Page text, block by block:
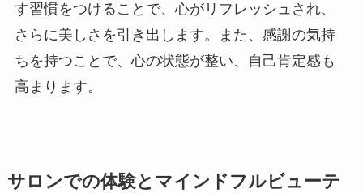
す習慣をつけることで、心がリフレッシュされ、
さらに美しさを引き出します。また、感謝の気持
ちを持つことで、心の状態が整い、自己肯定感も
高まります。
サロンでの体験とマインドフルビューテ